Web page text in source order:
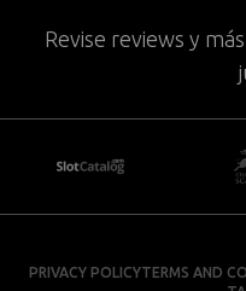
Revise reviews y
PRIVACY POLICYTERMS AND